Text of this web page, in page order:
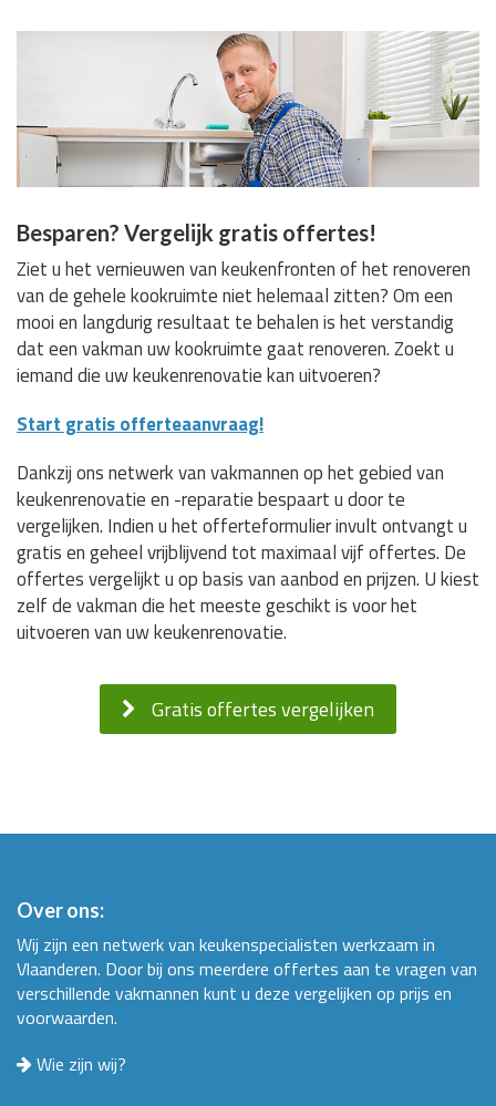
Besparen? Vergelijk gratis offertes!
Ziet u het vernieuwen van keukenfronten of het renoveren
van de gehele kookruimte niet helemaal zitten? Om een
mooi en langdurig resultaat te behalen is het verstandig
dat een vakman uw kookruimte gaat renoveren. Zoekt u
iemand die uw keukenrenovatie kan uitvoeren?
Start gratis offerteaanvraag!
Dankzij ons netwerk van vakmannen op het gebied van
keukenrenovatie en -reparatie bespaart u door te
vergelijken. Indien u het offerteformulier invult ontvangt u
gratis en geheel vrijblijvend tot maximaal vijf offertes. De
offertes vergelijkt u op basis van aanbod en prijzen. U kiest
zelf de vakman die het meeste geschikt is voor het
uitvoeren van uw keukenrenovatie.
Gratis offertes vergelijken
Over ons:
Wij zijn een netwerk van keukenspecialisten werkzaam in
Vlaanderen. Door bij ons meerdere offertes aan te vragen van
verschillende vakmannen kunt u deze vergelijken op prijs en
voorwaarden.
Wie zijn wij?